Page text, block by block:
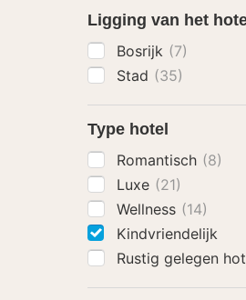
Ligging van het
Bosrijk (7)
Stad (35)
Type hotel
Romantisch (8)
Luxe (21)
Wellness (14)
Kindvriendelijk
Rustig gelegen